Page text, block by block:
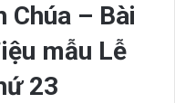
Chúa – Bài
mẫu Lễ
23